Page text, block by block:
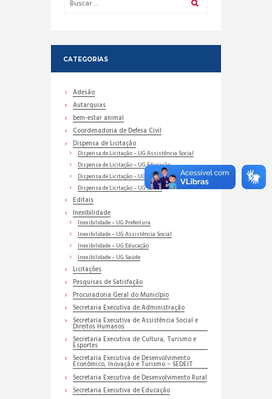
CATEGORIAS
Adesão
Autarquias
bem-estar animal
Coordenadoria de Defesa Civil
Dispensa de Licitação
Dispensa de Licitação – UG Assistência Social
Dispensa de Licitação – UG Educação
Dispensa de Licitação – UG Prefeitura
Dispensa de Licitação – UG Saúde
Editais
Inexibilidade
Inexibilidade – UG Prefeitura
Inexibilidade – UG Assistência Social
Inexibilidade – UG Educação
Inexibilidade – UG Saúde
Licitações
Pesquisas de Satisfação
Procuradoria Geral do Município
Secretaria Executiva de Administração
Secretaria Executiva de Assistência Social e
Direitos Humanos
Secretaria Executiva de Cultura, Turismo e
Esportes
Secretaria Executiva de Desenvolvimento
Econômico, Inovação e Turismo – SEDEIT
Secretaria Executiva de Desenvolvimento Rural
Secretaria Executiva de Educação